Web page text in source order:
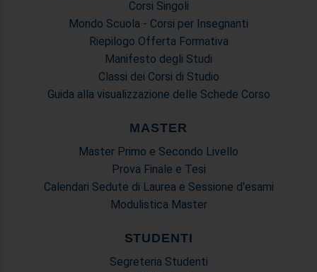
Corsi Singoli
Mondo Scuola - Corsi per Insegnanti
Riepilogo Offerta Formativa
Manifesto degli Studi
Classi dei Corsi di Studio
Guida alla visualizzazione delle Schede Corso
MASTER
Master Primo e Secondo Livello
Prova Finale e Tesi
Calendari Sedute di Laurea e Sessione d'esami
Modulistica Master
STUDENTI
Segreteria Studenti